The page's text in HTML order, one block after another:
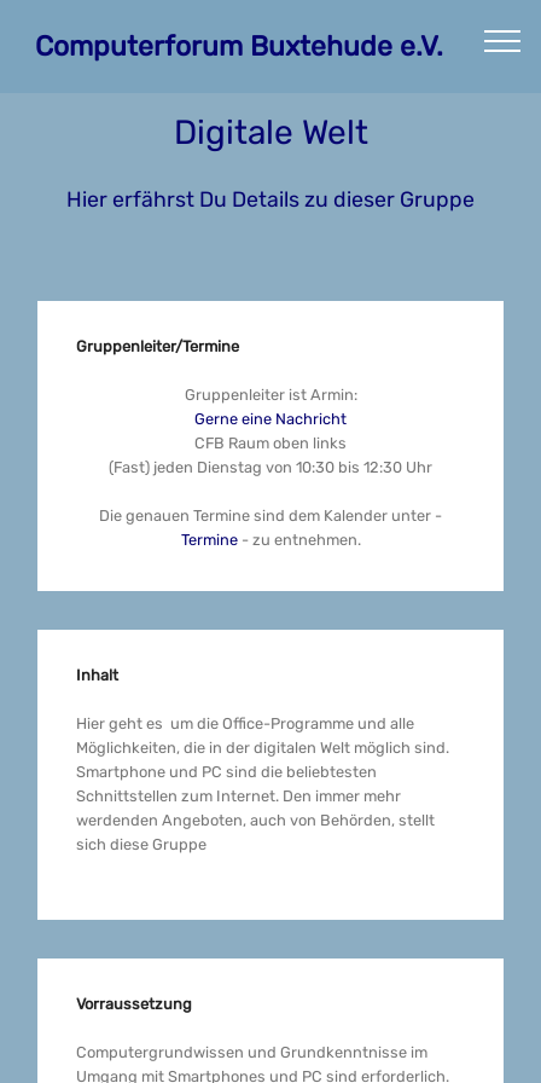
Computerforum Buxtehude e.V.
Digitale Welt
Hier erfährst Du Details zu dieser Gruppe
Gruppenleiter/Termine
Gruppenleiter ist Armin:
Gerne eine Nachricht
CFB Raum oben links
(Fast) jeden Dienstag von 10:30 bis 12:30 Uhr
Die genauen Termine sind dem Kalender unter -
Termine- zu entnehmen.
Inhalt
Hier geht es um die Office-Programme und alle
Möglichkeiten, die in der digitalen Welt möglich sind.
Smartphone und PC sind die beliebtesten
Schnittstellen zum Internet. Den immer mehr
werdenden Angeboten, auch von Behörden, stellt
sich diese Gruppe
Vorraussetzung
Computergrundwissen und Grundkenntnisse im
Umgang mit Smartphones und PC sind erforderlich.